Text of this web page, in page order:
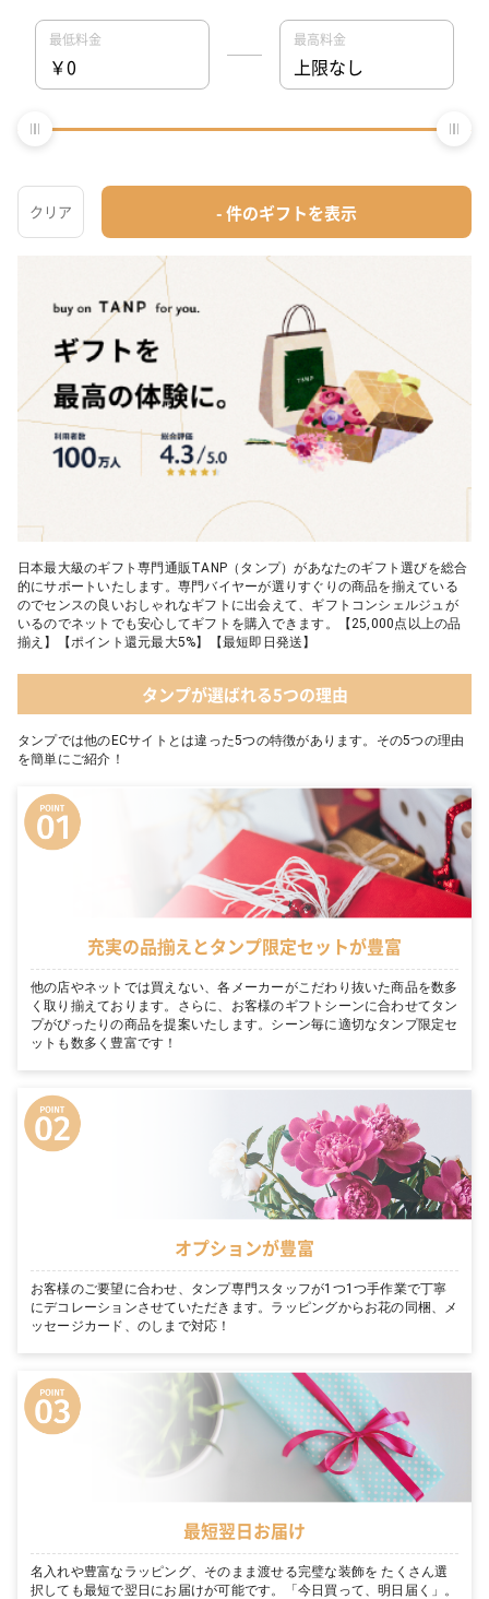
02 ファッション小物
03 レディースアクセサリー
04 メイクアップ
05 入浴剤・バスケア
クリスマスに人気のプレゼントは何ですか？
01 【タンプ限定名入れギフト】リップ＆誕生石ネックレス＆テデ
03 【名入れギフト】フラワーティントリップ［日本限定ピンクゴ
04 FLOWERiUM®︎ Christmas toilette（フラワリウム クリスマス
05 2人のための体験カタログ FOR2ギフト（GREEN）
日本最大級のギフト専門通販
日本最大級のギフト専門通販TANP（タンプ）があなたのギフト選びを総合
的にサポートいたします。専門バイヤーが選りすぐりの商品を揃えている
のでセンスの良いおしゃれなギフトに出会えて、ギフトコンシェルジュが
いるのでネットでも安心してギフトを購入できます。【25,000点以上の品
揃え】【ポイント還元最大5%】【最短即日発送】
タンプが選ばれる5つの理由
タンプでは他のECサイトとは違った5つの特徴があります。その5つの理由
を簡単にご紹介！
充実の品揃えとタンプ限定セットが豊富
他の店やネットでは買えない、各メーカーがこだわり抜いた商品を数多
く取り揃えております。さらに、お客様のギフトシーンに合わせてタン
プがぴったりの商品を提案いたします。シーン毎に適切なタンプ限定セ
ットも数多く豊富です！
オプションが豊富
お客様のご要望に合わせ、タンプ専門スタッフが1つ1つ手作業で丁寧
にデコレーションさせていただきます。ラッピングからお花の同梱、メ
ッセージカード、のしまで対応！
最短翌日お届け
名入れや豊富なラッピング、そのまま渡せる完璧な装飾を たくさん選
択しても最短で翌日にお届けが可能です。「今日買って、明日届く」。